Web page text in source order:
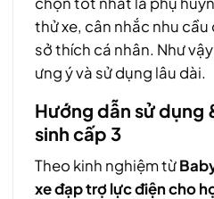
thử xe, cân nhắc nhu
sở thích cá nhân. Như
ưng ý và sử dụng lâu dài.
Hướng dẫn sử dụng
sinh cấp 3
Theo kinh nghiệm từ
xe đạp trợ lực điện cho